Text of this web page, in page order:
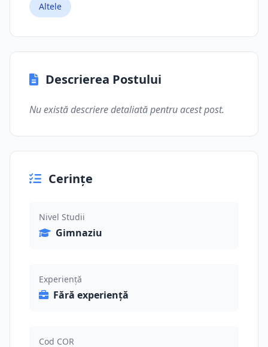
Altele
Descrierea Postului
Nu există descriere detaliată pentru acest post.
Cerințe
Nivel Studii
Gimnaziu
Experiență
Fără experiență
Cod COR